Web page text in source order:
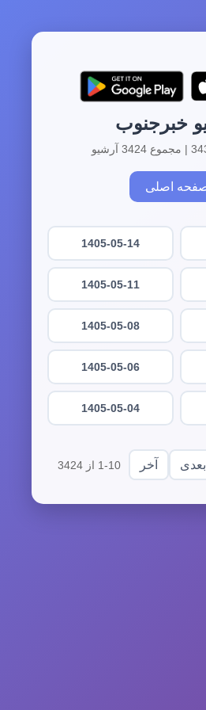
خبرجنوب
اصلی
1405-05-14
1405-05-11
1405-05-08
1405-05-06
1405-05-04
بعدی آخر 1-10 از 3424